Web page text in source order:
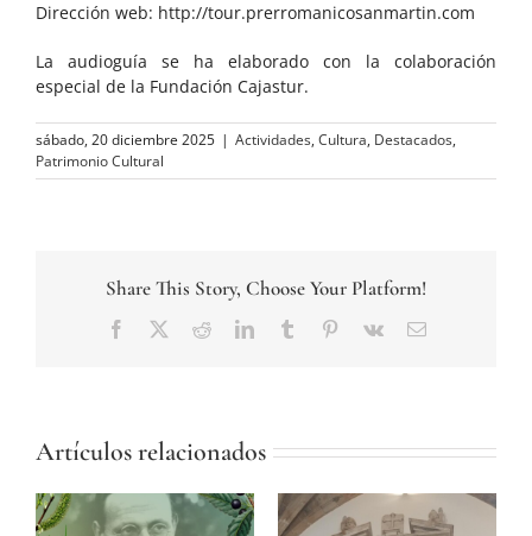
Dirección web: http://tour.prerromanicosanmartin.com
La audioguía se ha elaborado con la colaboración
especial de la Fundación Cajastur.
sábado, 20 diciembre 2025 | Actividades, Cultura, Destacados,
Patrimonio Cultural
Share This Story, Choose Your Platform!
Facebook
TwitterRedditLinkedInTumblr Pinterest
Vk
Correo
Artículos relacionados